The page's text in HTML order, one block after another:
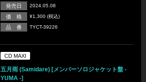
発売日 2024.05.08
価 格 ¥1,300 (税込)
品 番 TYCT-39226
CD MAXI
五月雨 (Samidare) [メンバーソロジャケット盤 -
YUMA -]